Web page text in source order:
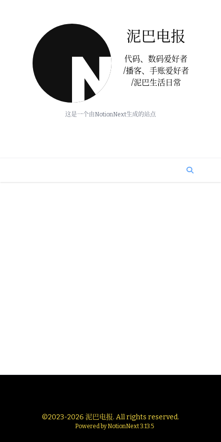
泥巴电报
代码、数码爱好者
/播客、手账爱好者
/泥巴生活日常
这是一个由NotionNext生成的站点
©2023-2026 泥巴电报. All rights reserved.
Powered byNotionNext3.13.5